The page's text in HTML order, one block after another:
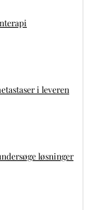
i leveren
løsninger